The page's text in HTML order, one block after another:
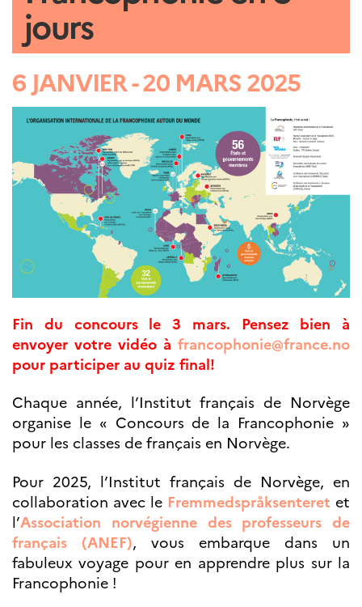
FRANÇAISE
français en
France
Promotion de la
langue
française
Francophonie
Visite de classes
Certifications
Coopération
éducative
Assistants de langue
française et
norvégienne
Partenaires
enseignants
Séminaires et
formations
pédagogiques
UNIVERSITÉS
Étudiants,
doctorants et
post-
doctorants
jours
6 JANVIER - 20 MARS 2025
Fin du concours le 3 mars. Pensez bien à
envoyer votre vidéo à francophonie@france.no
pour participer au quiz final!
Chaque année, l’Institut français de Norvège
organise le « Concours de la Francophonie »
pour les classes de français en Norvège.
Pour 2025, l’Institut français de Norvège, en
collaboration avec le Fremmedspråksenteret et
l’Association norvégienne des professeurs de
français (ANEF), vous embarque dans un
fabuleux voyage pour en apprendre plus sur la
Francophonie !